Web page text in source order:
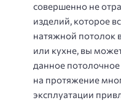
совершенно не
изделий, которое
натяжной потолок
или кухне, вы
данное
на протяжение
эксплуатации